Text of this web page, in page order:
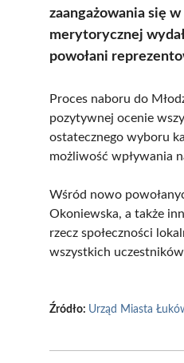
zaangażowania się
merytorycznej
powołani
Proces naboru do
pozytywnej ocenie
ostatecznego wyboru
możliwość wpływania
Wśród nowo
Okoniewska, a także
rzecz społeczności
wszystkich
Źródło: Urząd Miasta